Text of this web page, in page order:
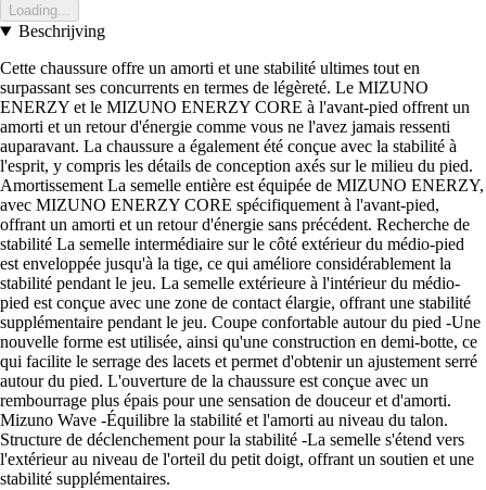
Loading...
Beschrijving
Cette chaussure offre un amorti et une stabilité ultimes tout en
surpassant ses concurrents en termes de légèreté. Le MIZUNO
ENERZY et le MIZUNO ENERZY CORE à l'avant-pied offrent un
amorti et un retour d'énergie comme vous ne l'avez jamais ressenti
auparavant. La chaussure a également été conçue avec la stabilité à
l'esprit, y compris les détails de conception axés sur le milieu du pied.
Amortissement La semelle entière est équipée de MIZUNO ENERZY,
avec MIZUNO ENERZY CORE spécifiquement à l'avant-pied,
offrant un amorti et un retour d'énergie sans précédent. Recherche de
stabilité La semelle intermédiaire sur le côté extérieur du médio-pied
est enveloppée jusqu'à la tige, ce qui améliore considérablement la
stabilité pendant le jeu. La semelle extérieure à l'intérieur du médio-
pied est conçue avec une zone de contact élargie, offrant une stabilité
supplémentaire pendant le jeu. Coupe confortable autour du pied -Une
nouvelle forme est utilisée, ainsi qu'une construction en demi-botte, ce
qui facilite le serrage des lacets et permet d'obtenir un ajustement serré
autour du pied. L'ouverture de la chaussure est conçue avec un
rembourrage plus épais pour une sensation de douceur et d'amorti.
Mizuno Wave -Équilibre la stabilité et l'amorti au niveau du talon.
Structure de déclenchement pour la stabilité -La semelle s'étend vers
l'extérieur au niveau de l'orteil du petit doigt, offrant un soutien et une
stabilité supplémentaires.